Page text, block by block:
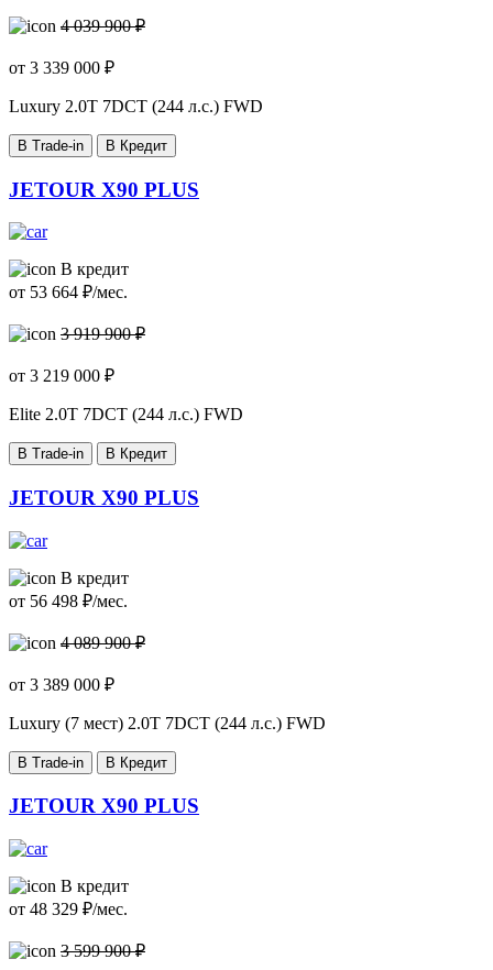
4 039 900 ₽
от 3 339 000 ₽
Luxury 2.0T 7DCT (244 л.с.) FWD
В Trade-in В Кредит
JETOUR X90 PLUS
В кредит
от 53 664 ₽/мес.
3 919 900 ₽
от 3 219 000 ₽
Elite 2.0T 7DCT (244 л.с.) FWD
В Trade-in В Кредит
JETOUR X90 PLUS
В кредит
от 56 498 ₽/мес.
4 089 900 ₽
от 3 389 000 ₽
Luxury (7 мест) 2.0T 7DCT (244 л.с.) FWD
В Trade-in В Кредит
JETOUR X90 PLUS
В кредит
от 48 329 ₽/мес.
3 599 900 ₽